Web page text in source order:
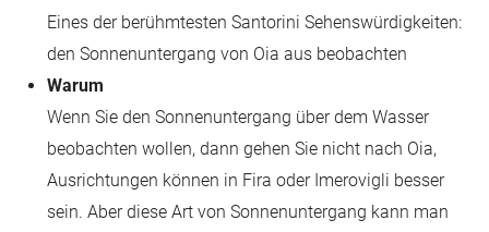
Eines der berühmtesten Santorini Sehenswürdigkeiten:
den Sonnenuntergang von Oia aus beobachten
Warum
Wenn Sie den Sonnenuntergang über dem Wasser
beobachten wollen, dann gehen Sie nicht nach Oia,
Ausrichtungen können in Fira oder Imerovigli besser
sein. Aber diese Art von Sonnenuntergang kann man